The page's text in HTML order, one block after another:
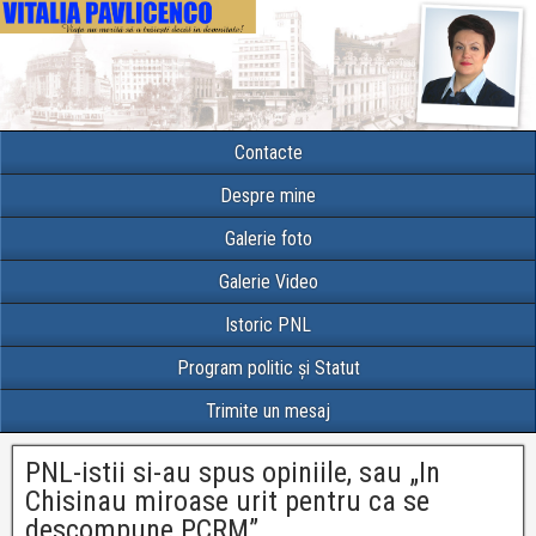
Contacte
Despre mine
Galerie foto
Galerie Video
Istoric PNL
Program politic și Statut
Trimite un mesaj
PNL-istii si-au spus opiniile, sau „In
Chisinau miroase urit pentru ca se